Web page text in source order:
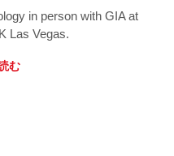
in person with GIA at
Las Vegas.
む